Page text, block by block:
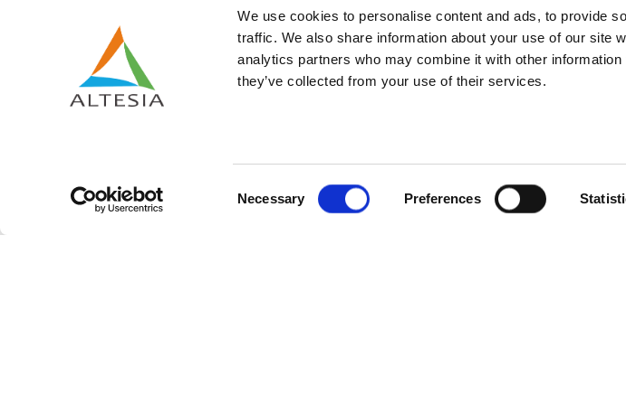
We use cookies to personalise content and ads, to provide
traffic. We also share information about your use of our site
analytics partners who may combine it with other information
they’ve collected from your use of their services.
Necessary Preferences